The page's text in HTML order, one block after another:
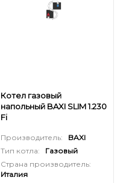
Котел газовый
напольный BAXI SLIM 1.230
Fi
Производитель:
BAXI
Тип котла:
Газовый
Страна производитель:
Италия